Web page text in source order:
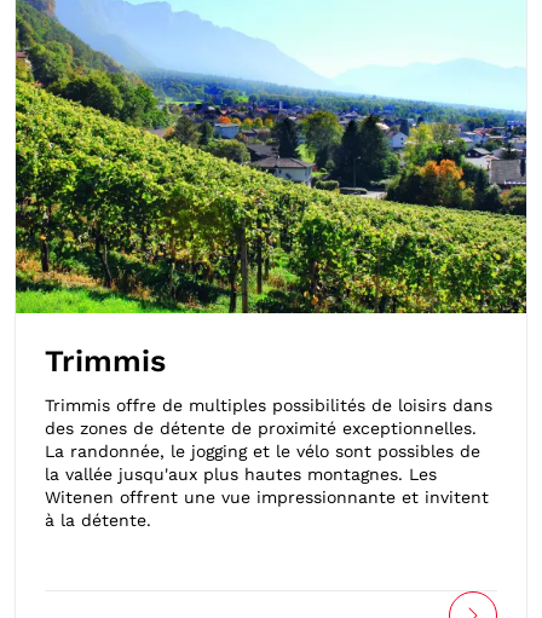
Trimmis
Trimmis offre de multiples possibilités de loisirs dans
des zones de détente de proximité exceptionnelles.
La randonnée, le jogging et le vélo sont possibles de
la vallée jusqu'aux plus hautes montagnes. Les
Witenen offrent une vue impressionnante et invitent
à la détente.